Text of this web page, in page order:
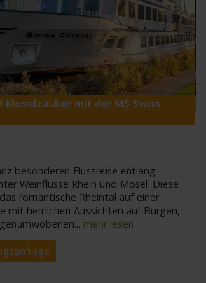
Moselzauber mit der MS Swiss
besonderen Flussreise entlang
Weinflüsse Rhein und Mosel. Diese
romantische Rheintal auf einer
mit herrlichen Aussichten auf Burgen,
... mehr lesen